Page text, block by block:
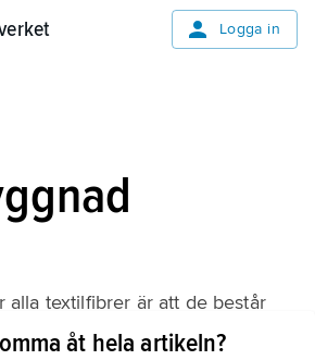
Logga in
alla textilfibrer är att de består
molekyler, s.k.
åt hela artikeln?